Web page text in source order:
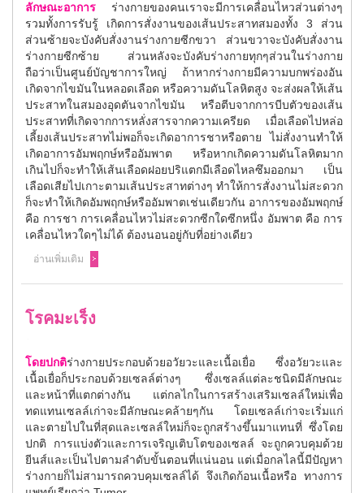
ลักษณะอาการ ร่างกายของคนเราจะมีการเคลื่อนไหวส่วนต่างๆ
รวมทั้งการรับรู้ เกิดการสั่งงานของเส้นประสาทสมองทั้ง 3 ส่วน
ส่วนซ้ายจะบังคับสั่งงานร่างกายซีกขวา ส่วนขวาจะบังคับสั่งงาน
ร่างกายซีกซ้าย ส่วนหลังจะบังคับร่างกายทุกๆส่วนในร่างกาย
ถือว่าเป็นศูนย์บัญชาการใหญ่ ถ้าหากร่างกายมีความบกพร่องอัน
เกิดจากไขมันในหลอดเลือด หรือความดันโลหิตสูง จะส่งผลให้เส้น
ประสาทในสมองอุดตันจากไขมัน หรือตีบจากการบีบตัวของเส้น
ประสาทที่เกิดจากการหลั่งสารจากความเครียด เมื่อเลือดไปหล่อ
เลี้ยงเส้นประสาทไม่พอก็จะเกิดอาการชาหรือตาย ไม่สั่งงานทำให้
เกิดอาการอัมพฤกษ์หรืออัมพาต หรือหากเกิดความดันโลหิตมาก
เกินไปก็จะทำให้เส้นเลือดฝอยปริแตกมีเลือดไหลซึมออกมา เป็น
เลือดเสียไปเกาะตามเส้นประสาทต่างๆ ทำให้การสั่งงานไม่สะดวก
ก็จะทำให้เกิดอัมพฤกษ์หรืออัมพาตเช่นเดียวกัน อาการของอัมพฤกษ์
คือ การชา การเคลื่อนไหวไม่สะดวกซีกใดซีกหนึ่ง อัมพาต คือ การ
เคลื่อนไหวใดๆไม่ได้ ต้องนอนอยู่กับที่อย่างเดียว
อ่านเพิ่มเติม
โรคมะเร็ง
โดยปกติร่างกายประกอบด้วยอวัยวะและเนื้อเยื่อ ซึ่งอวัยวะและ
เนื้อเยื่อก็ประกอบด้วยเซลล์ต่างๆ ซึ่งเซลล์แต่ละชนิดมีลักษณะ
และหน้าที่แตกต่างกัน แต่กลไกในการสร้างเสริมเซลล์ใหม่เพื่อ
ทดแทนเซลล์เก่าจะมีลักษณะคล้ายๆกัน โดยเซลล์เก่าจะเริ่มแก่
และตายไปในที่สุดและเซลล์ใหม่ก็จะถูกสร้างขึ้นมาแทนที่ ซึ่งโดย
ปกติ การแบ่งตัวและการเจริญเติบโตของเซลล์ จะถูกควบคุมด้วย
ยีนส์และเป็นไปตามลำดับขั้นตอนที่แน่นอน แต่เมื่อกลไลนี้มีปัญหา
ร่างกายก็ไม่สามารถควบคุมเซลล์ได้ จึงเกิดก้อนเนื้อหรือ ทางการ